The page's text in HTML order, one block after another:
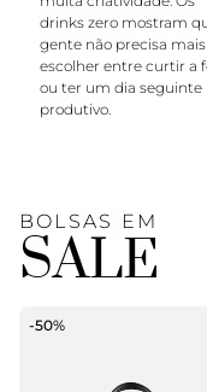
drinks zero mostram
gente não precisa mais
escolher entre curtir a
ou ter um dia seguinte
produtivo.
BOLSAS EM
SALE
-50%